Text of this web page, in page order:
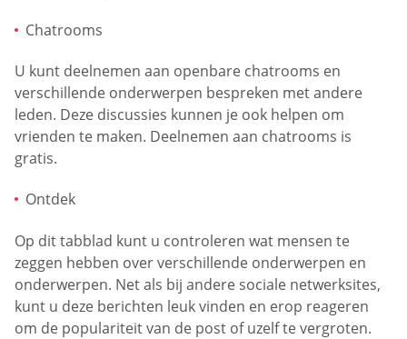
Chatrooms
U kunt deelnemen aan openbare chatrooms en
verschillende onderwerpen bespreken met andere
leden. Deze discussies kunnen je ook helpen om
vrienden te maken. Deelnemen aan chatrooms is
gratis.
Ontdek
Op dit tabblad kunt u controleren wat mensen te
zeggen hebben over verschillende onderwerpen en
onderwerpen. Net als bij andere sociale netwerksites,
kunt u deze berichten leuk vinden en erop reageren
om de populariteit van de post of uzelf te vergroten.